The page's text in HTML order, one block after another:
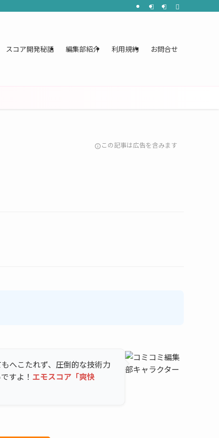
スコア開発秘話 編集部紹介 利用規約 お問合せ
info この記事は広告を含みます
へこたれず、圧倒的な技術力
すよ！ エモスコア「爽快